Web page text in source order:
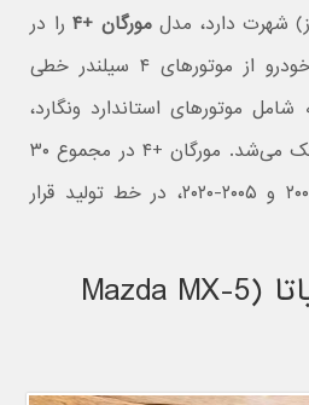
شهرت دارد، مدلمورگان +۴ را در
دو دوره تولید کرد. این خودرو از موتورهای ۴ سیلندر خطی
موتورهای استاندارد ونگارد،
ترایمف، فیات و فورد دوراتک می‌شد. مورگان +۴ در مجموع ۳۰
سال، در سال‌های ۱۹۸۵-۲۰۰۰ و ۲۰۰۵-۲۰۲۰، در خط تولید قرار
۷. مزدا MX-5 میاتا (Mazda MX-5